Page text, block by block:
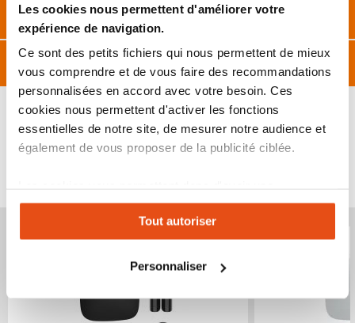
Les cookies nous permettent d'améliorer votre
expérience de navigation.
Ce sont des petits fichiers qui nous permettent de mieux
vous comprendre et de vous faire des recommandations
personnalisées en accord avec votre besoin. Ces
cookies nous permettent d'activer les fonctions
essentielles de notre site, de mesurer notre audience et
également de vous proposer de la publicité ciblée.
expérience personnalisée sur notre site. Vous pouvez
changer votre choix à n'importe quel moment. Refuser
tous les cookies peut limiter certaines fonctionnalités.
Tout autoriser
Personnaliser
Caractéristiques
Avis